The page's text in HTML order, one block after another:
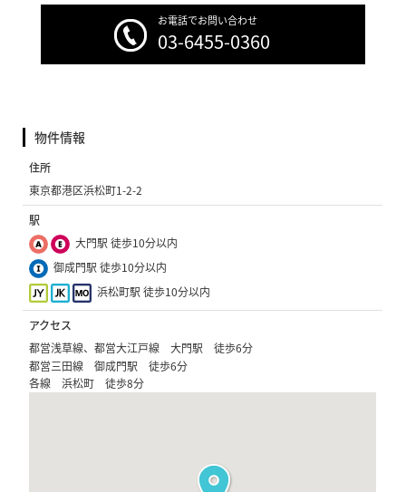
お電話でお問い合わせ
03-6455-0360
物件情報
住所
東京都港区浜松町1-2-2
駅
大門駅 徒歩10分以内
御成門駅 徒歩10分以内
浜松町駅 徒歩10分以内
アクセス
都営浅草線、都営大江戸線 大門駅 徒歩6分
都営三田線 御成門駅 徒歩6分
各線 浜松町 徒歩8分